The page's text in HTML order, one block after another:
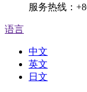
服务热线：
语言
中文
英文
日文